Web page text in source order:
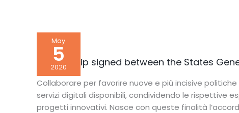
May
5
2020
Partnership signed between the States
Collaborare per favorire nuove e più incisive
servizi digitali disponibili, condividendo le rispettive
progetti innovativi. Nasce con queste finalità
Partnership
signed
between
the
States
General
of
Innovation
and
Geosmartcampus